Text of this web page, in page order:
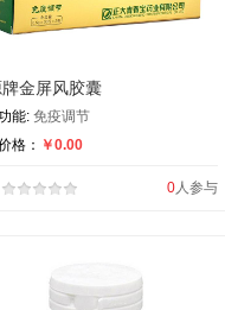
金屏风胶囊
能: 免疫调节
格： ￥0.00
0人参与